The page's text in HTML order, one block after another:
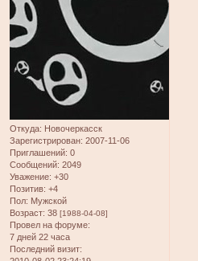
Откуда: Новочеркасск
Зарегистрирован: 2007-11-06
Приглашений: 0
Сообщений: 2049
Уважение: +30
Позитив: +4
Пол: Мужской
Возраст: 38 [1988-04-08]
Провел на форуме:
7 дней 22 часа
Последний визит: